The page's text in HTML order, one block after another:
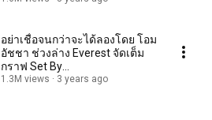
อย่าเชื่อจนกว่าจะได้ลองโดย โอม
อัชชา ช่วงล่าง Everest จัดเต็ม
กราฟ Set By
@ACPowerTwinArms
1.3M views 3 years ago